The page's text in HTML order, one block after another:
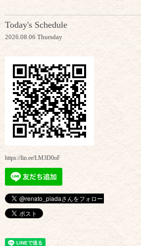
Today's Schedule
2026.08.06 Thursday
https://lin.ee/LM3D0oF